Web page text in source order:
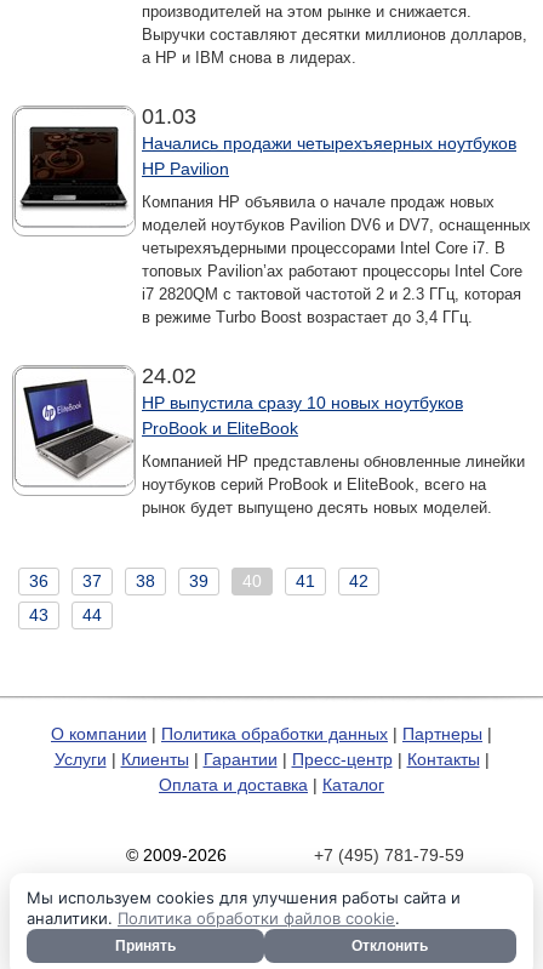
производителей на этом рынке и снижается.
Выручки составляют десятки миллионов долларов,
а HP и IBM снова в лидерах.
01.03
Начались продажи четырехъяерных ноутбуков
HP Pavilion
Компания HP объявила о начале продаж новых
моделей ноутбуков Pavilion DV6 и DV7, оснащенных
четырехяъдерными процессорами Intel Core i7. В
топовых Pavilion’ах работают процессоры Intel Core
i7 2820QM с тактовой частотой 2 и 2.3 ГГц, которая
в режиме Turbo Boost возрастает до 3,4 ГГц.
24.02
HP выпустила сразу 10 новых ноутбуков
ProBook и EliteBook
Компанией HP представлены обновленные линейки
ноутбуков серий ProBook и EliteBook, всего на
рынок будет выпущено десять новых моделей.
36 37 38 39 40 41
42
43
44
О компании | Политика обработки данных | Партнеры |
Услуги | Клиенты | Гарантии | Пресс-центр| Контакты |
Оплата и доставка | Каталог
© 2009-2026
+7 (495) 781-79-59
Мы используем cookies для улучшения работы сайта и
аналитики. Политика обработки файлов cookie.
Принять Отклонить